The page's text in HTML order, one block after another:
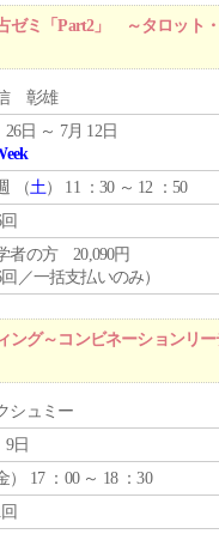
ゼミ「Part2」 ～タロット
彰雄
26日 ～ 7月 12日
（土） 11 ：30 ～ 12 ：50
者の方 20,090円
回／一括支払いのみ）
ング～コンビネーションリ
シュミー
9日
） 17 ：00 ～ 18 ：30